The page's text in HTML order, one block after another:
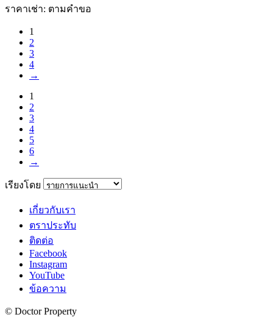
ราคาเช่า: ตามคําขอ
1
2
3
4
→
1
2
3
4
5
6
→
เรียงโดย
เกี่ยวกับเรา
ตราประทับ
ติดต่อ
Facebook
Instagram
YouTube
ข้อความ
© Doctor Property